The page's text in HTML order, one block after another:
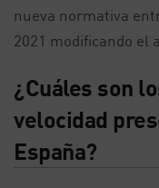
nueva normativa
2021 modificando el
¿Cuáles son
velocidad
España?